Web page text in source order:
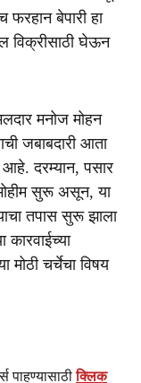
बेपारी हा
विक्रीसाठी घेऊन
मनोज मोहन
जबाबदारी आता
आहे. दरम्यान, पसार
सुरू असून, या
तपास सुरू झाला
मोठी चर्चेचा विषय
पाहण्यासाठीक्लिक